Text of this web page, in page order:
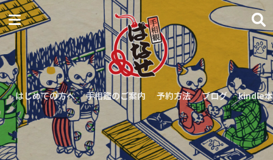
はじめての方へ 手相鑑のご案内 予約方法 ブログ kindle本